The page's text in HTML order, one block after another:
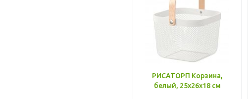
РИСАТОРП Корзина,
белый, 25x26x18 см